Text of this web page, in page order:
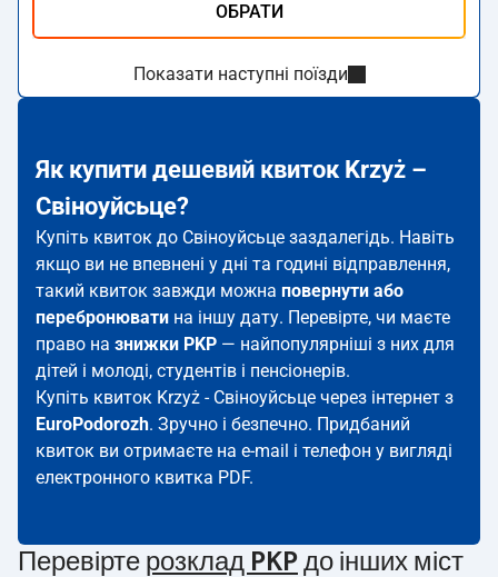
ОБРАТИ
Показати наступні поїзди
Як купити дешевий квиток Krzyż –
Свіноуйсьце?
Купіть квиток до Свіноуйсьце заздалегідь. Навіть
якщо ви не впевнені у дні та годині відправлення,
такий квиток завжди можна повернути або
перебронювати на іншу дату. Перевірте, чи маєте
право на знижки PKP — найпопулярніші з них для
дітей і молоді, студентів і пенсіонерів.
Купіть квиток Krzyż - Свіноуйсьце через інтернет з
EuroPodorozh. Зручно і безпечно. Придбаний
квиток ви отримаєте на e-mail і телефон у вигляді
електронного квитка PDF.
Перевірте розклад PKP до інших міст